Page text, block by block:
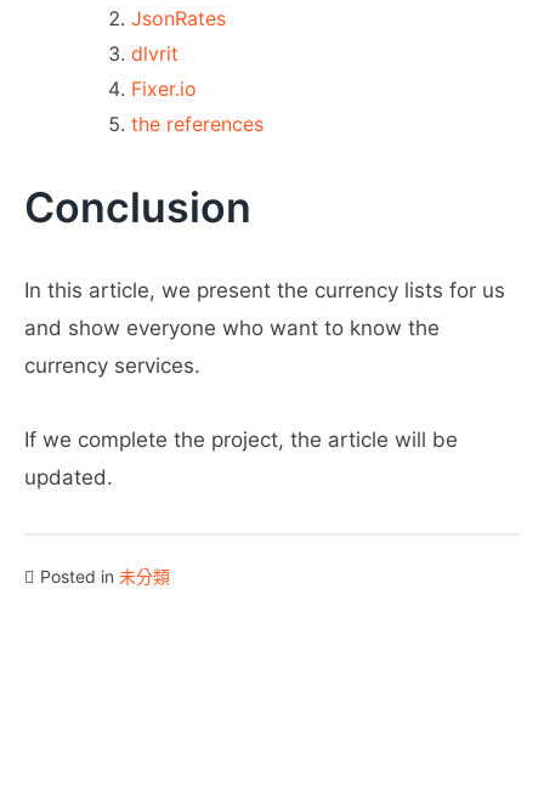
JsonRates
dlvrit
Fixer.io
the references
Conclusion
In this article, we present the currency lists for us
and show everyone who want to know the
currency services.
If we complete the project, the article will be
updated.
Posted in 未分類